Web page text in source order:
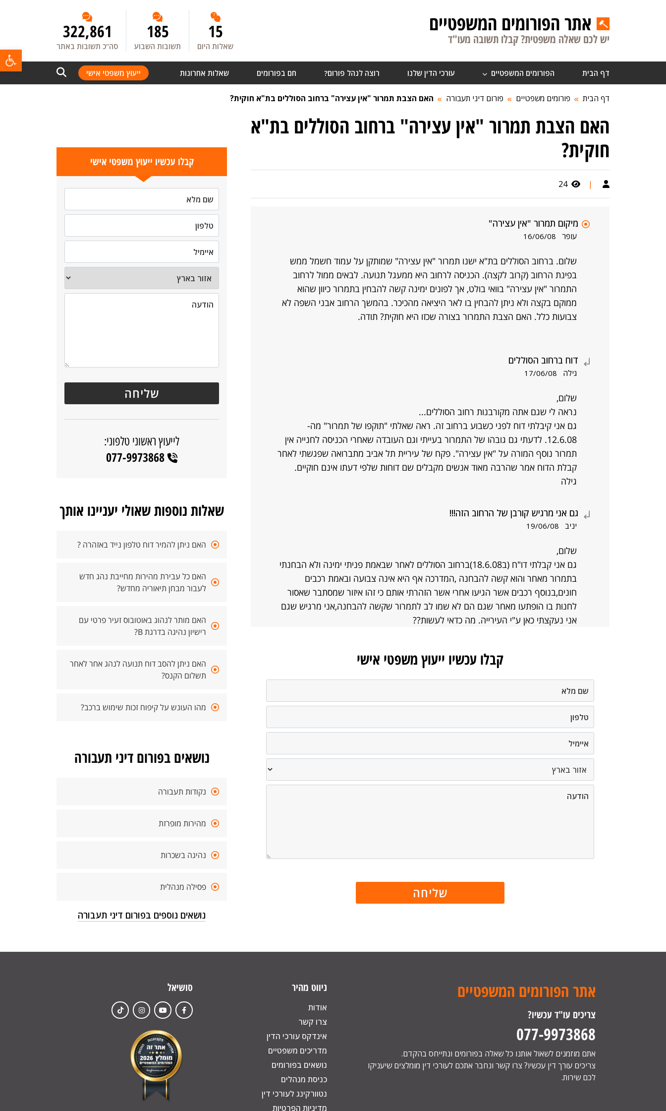
אתר הפורומים המשפטיים
יש לכם שאלה משפטית? קבלו תשובה מעו"ד 15
שאלות היום
185
תשובות השבוע
322,861
סה”כ תשובות באתר
דף הבית הפורומים המשפטיים עורכי הדין שלנו רוצה לנהל פורום? חם בפורומים שאלות אחרונות ייעוץ משפטי אישי
דף הבית פורומים משפטיים פורום דיני תעבורה האם הצבת תמרור "אין עצירה" ברחוב הסוללים בת"א חוקית?
האם הצבת תמרור "אין עצירה" ברחוב הסוללים בת"א
חוקית?
|
24
מיקום תמרור "אין עצירה"
עופר 16/06/08
שלום. ברחוב הסוללים בת"א ישנו תמרור "אין עצירה" שמותקן על עמוד חשמל ממש
בפינת הרחוב (קרוב לקצה). הכניסה לרחוב היא ממעגל תנועה. לבאים ממול לרחוב
התמרור "אין עצירה" בוואי בולט, אך לפונים ימינה קשה להבחין בתמרור כיוון שהוא
ממוקם בקצה ולא ניתן להבחין בו לאר היציאה מהכיכר. בהמשך הרחוב אבני השפה לא
צבועות כלל. האם הצבת התמרור בצורה שכזו היא חוקית? תודה.
דוח ברחוב הסוללים
גילה 17/06/08
שלום,
נראה לי שגם אתה מקורבנות רחוב הסוללים...
גם אני קיבלתי דוח לפני כשבוע ברחוב זה. ראה שאלתי "תוקפו של תמרור" מה-
12.6.08. לדעתי גם גובהו של התמרור בעייתי וגם העובדה שאחרי הכניסה לחנייה אין
תמרור נוסף המורה על "אין עצירה". פקח של עיריית תל אביב מתברואה שפגשתי לאחר
קבלת הדוח אמר שהרבה מאוד אנשים מקבלים שם דוחות שלפי דעתו אינם חוקיים.
גילה
גם אני מרגיש קורבן של הרחוב הזה!!!
יניב 19/06/08
שלום,
גם אני קבלתי דו"ח (ב18.6.08)ברחוב הסוללים לאחר שבאמת פניתי ימינה ולא הבחנתי
בתמרור מאחר והוא קשה להבחנה ,המדרכה אף היא אינה צבועה ובאמת רכבים
חונים,בנוסף רכבים אשר הגיעו אחרי אשר הזהרתי אותם כי זהו איזור שמסתבר שאסור
לחנות בו הופתעו מאחר שגם הם לא שמו לב לתמרור שקשה להבחנה,אני מרגיש שגם
אני נעקצתי כאן ע"י העירייה. מה כדאי לעשות??
קבלו עכשיו ייעוץ משפטי אישי
קבלו עכשיו ייעוץ משפטי אישי
לייעוץ ראשוני טלפוני:
077-9973868
שאלות נוספות שאולי יעניינו אותך
האם ניתן להמיר דוח טלפון נייד באזהרה ?
האם כל עבירת מהירות מחייבת נהג חדש
לעבור מבחן תיאוריה מחדש?
האם מותר לנהוג באוטובוס זעיר פרטי עם
רישיון נהיגה בדרגת B?
האם ניתן להסב דוח תנועה לנהג אחר לאחר
תשלום הקנס?
מהו העונש על קיפוח זכות שימוש ברכב?
נושאים בפורום דיני תעבורה
נקודות תעבורה
מהירות מופרזת
נהיגה בשכרות
פסילה מנהלית
נושאים נוספים בפורום דיני תעבורה
אתר הפורומים המשפטיים
צריכים עו"ד עכשיו?
077-9973868
אתם מוזמנים לשאול אותנו כל שאלה בפורומים ונתייחס בהקדם.
צריכים עורך דין עכשיו? צרו קשר ונחבר אתכם לעורכי דין מומלצים שיעניקו
לכם שירות.
ניווט מהיר
אודות
צרו קשר
אינדקס עורכי הדין
מדריכים משפטיים
נושאים בפורומים
כניסת מנהלים
נטוורקינג לעורכי דין
מדיניות הפרטיות
סושיאל